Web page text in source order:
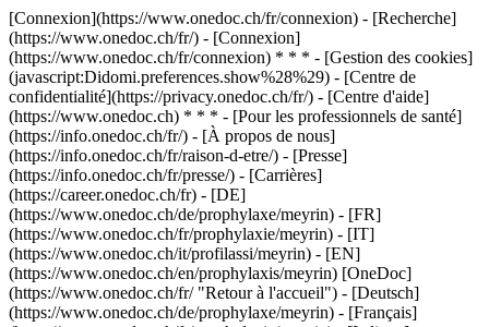
[Connexion](https://www.onedoc.ch/fr/connexion) - [Recherche]
(https://www.onedoc.ch/fr/) - [Connexion]
(https://www.onedoc.ch/fr/connexion) * * * - [Gestion des cookies]
(javascript:Didomi.preferences.show%28%29) - [Centre de
confidentialité](https://privacy.onedoc.ch/fr/) - [Centre d'aide]
(https://www.onedoc.ch) * * * - [Pour les professionnels de santé]
(https://info.onedoc.ch/fr/) - [À propos de nous]
(https://info.onedoc.ch/fr/raison-d-etre/) - [Presse]
(https://info.onedoc.ch/fr/presse/) - [Carrières]
(https://career.onedoc.ch/fr) - [DE]
(https://www.onedoc.ch/de/prophylaxe/meyrin) - [FR]
(https://www.onedoc.ch/fr/prophylaxie/meyrin) - [IT]
(https://www.onedoc.ch/it/profilassi/meyrin) - [EN]
(https://www.onedoc.ch/en/prophylaxis/meyrin) [OneDoc]
(https://www.onedoc.ch/fr/ "Retour à l'accueil") - [Deutsch]
(https://www.onedoc.ch/de/prophylaxe/meyrin) - [Français]